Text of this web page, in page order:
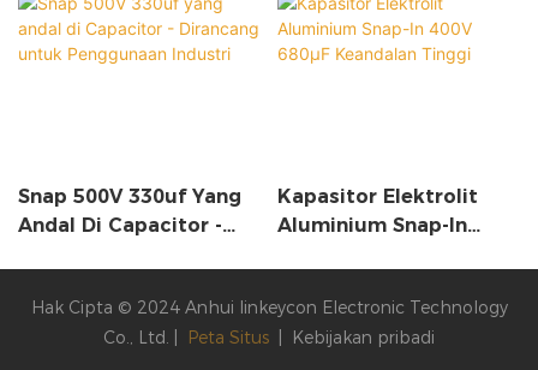
Snap 500V 330uf Yang
Andal Di Capacitor -
Kapasitor Elektrolit
Aluminium Snap-In
Hak Cipta © 2024 Anhui linkeycon Electronic Technology
Co., Ltd. |
Peta Situs Kebijakan pribadi